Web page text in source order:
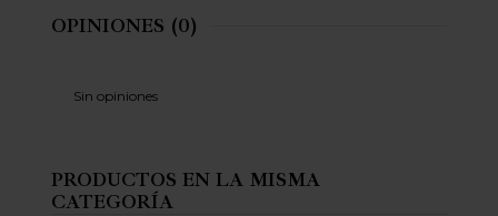
OPINIONES (0)
Sin opiniones
PRODUCTOS EN LA MISMA
CATEGORÍA